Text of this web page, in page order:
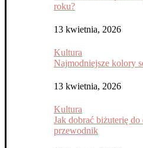
roku?
13 kwietnia, 2026
Kultura
Najmodniejsze kolory
13 kwietnia, 2026
Kultura
Jak dobrać biżuterię
przewodnik